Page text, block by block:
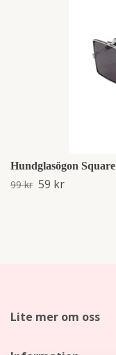
Hundglasögon Square
99 kr 59 kr
Lite mer om oss